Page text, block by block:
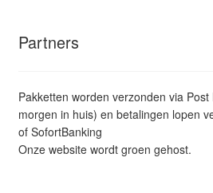
Partners
Pakketten worden verzonden via
morgen in huis) en betalingen lopen
of SofortBanking
Onze website wordt groen gehost.